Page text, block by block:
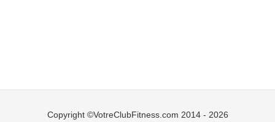
Copyright ©VotreClubFitness.com 2014 - 2026